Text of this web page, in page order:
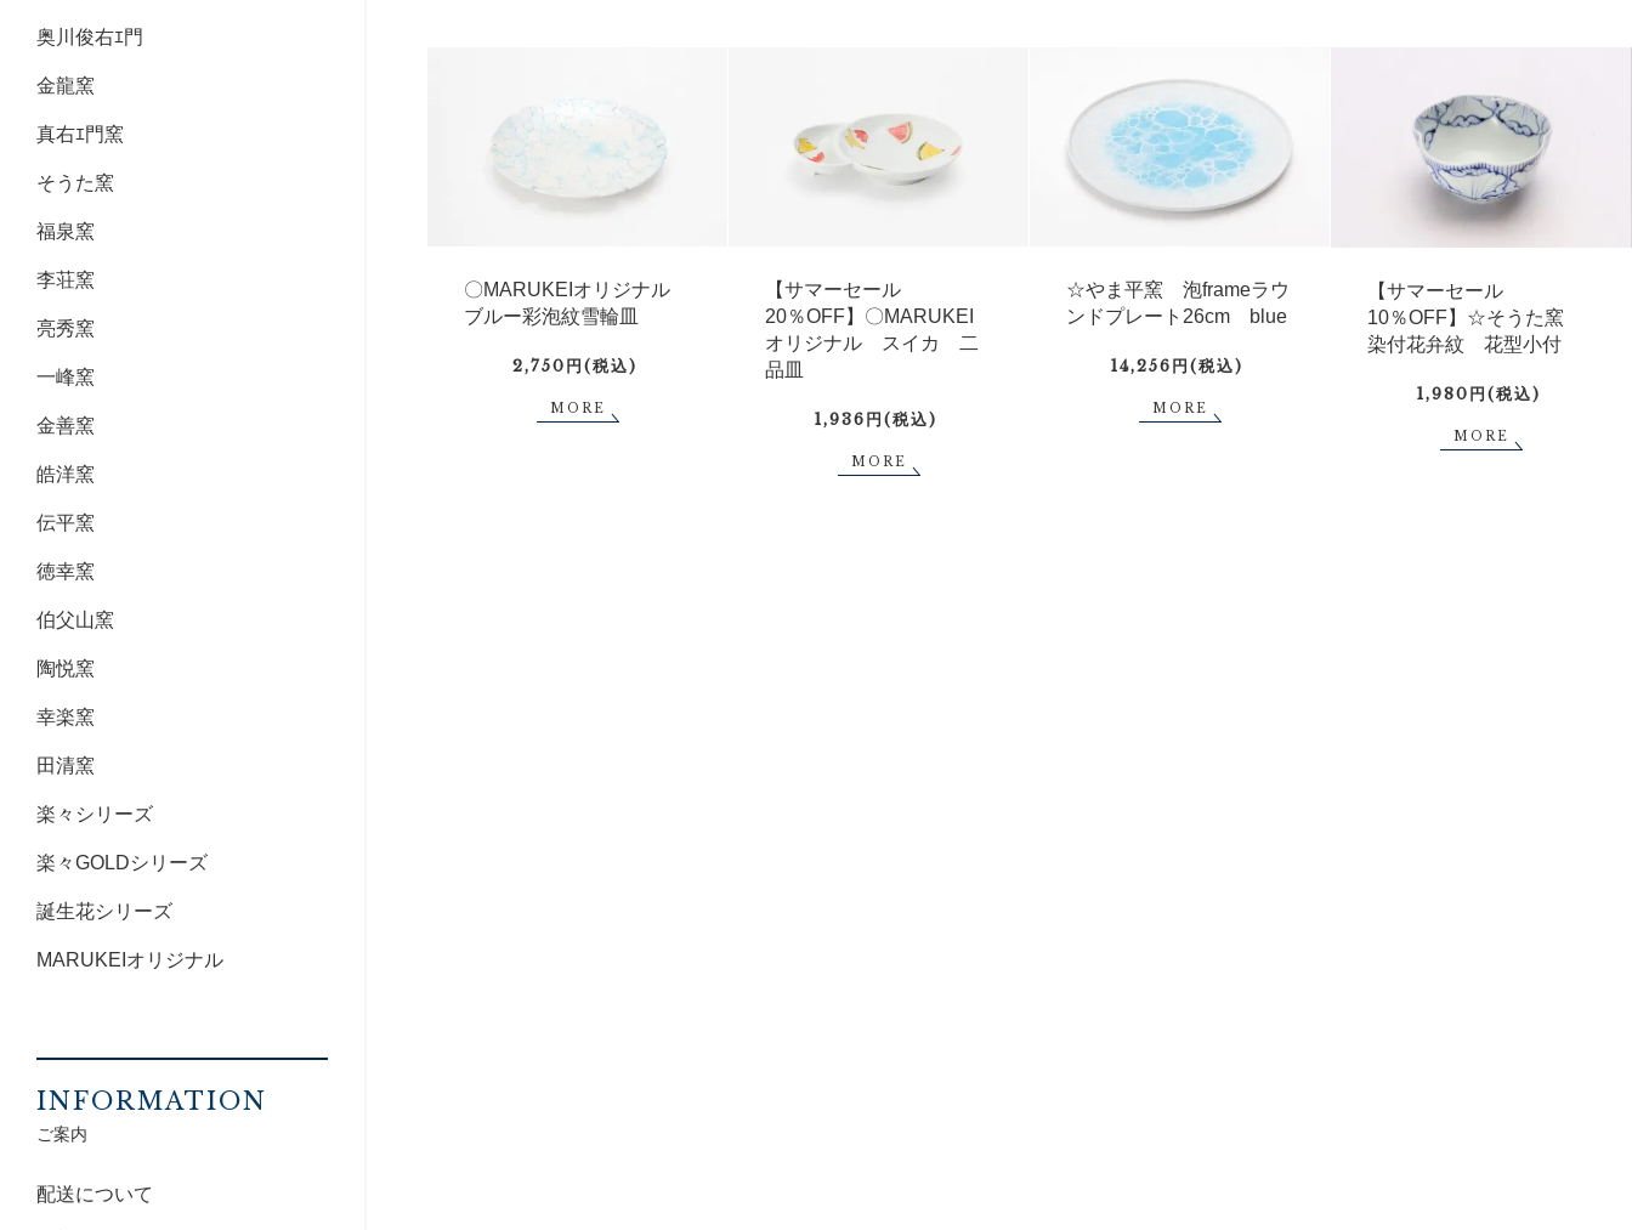
〇MARUKEIオリジナル
ブルー彩泡紋雪輪皿
2,750円(税込)
MORE
【サマーセール
20％OFF】〇MARUKEI
オリジナル スイカ 二
品皿
1,936円(税込)
MORE
☆やま平窯 泡frameラウ
ンドプレート26cm blue
14,256円(税込)
MORE
【サマーセール
10％OFF】☆そうた窯
染付花弁紋 花型小付
1,980円(税込)
MORE
奥川俊右ｴ門
金龍窯
真右ｴ門窯
そうた窯
福泉窯
李荘窯
亮秀窯
一峰窯
金善窯
皓洋窯
伝平窯
徳幸窯
伯父山窯
陶悦窯
幸楽窯
田清窯
楽々シリーズ
楽々GOLDシリーズ
誕生花シリーズ
MARUKEIオリジナル
INFORMATION
ご案内
配送について